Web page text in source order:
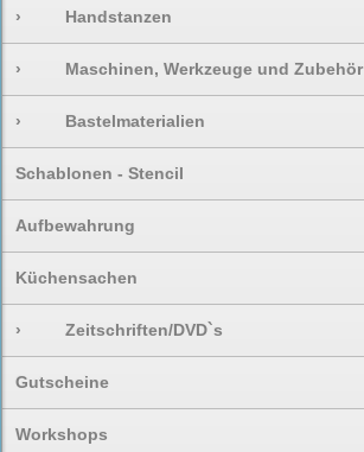
› Handstanzen
› Maschinen, Werkzeuge und Zubehör
› Bastelmaterialien
Schablonen - Stencil
Aufbewahrung
Küchensachen
› Zeitschriften/DVD`s
Gutscheine
Workshops